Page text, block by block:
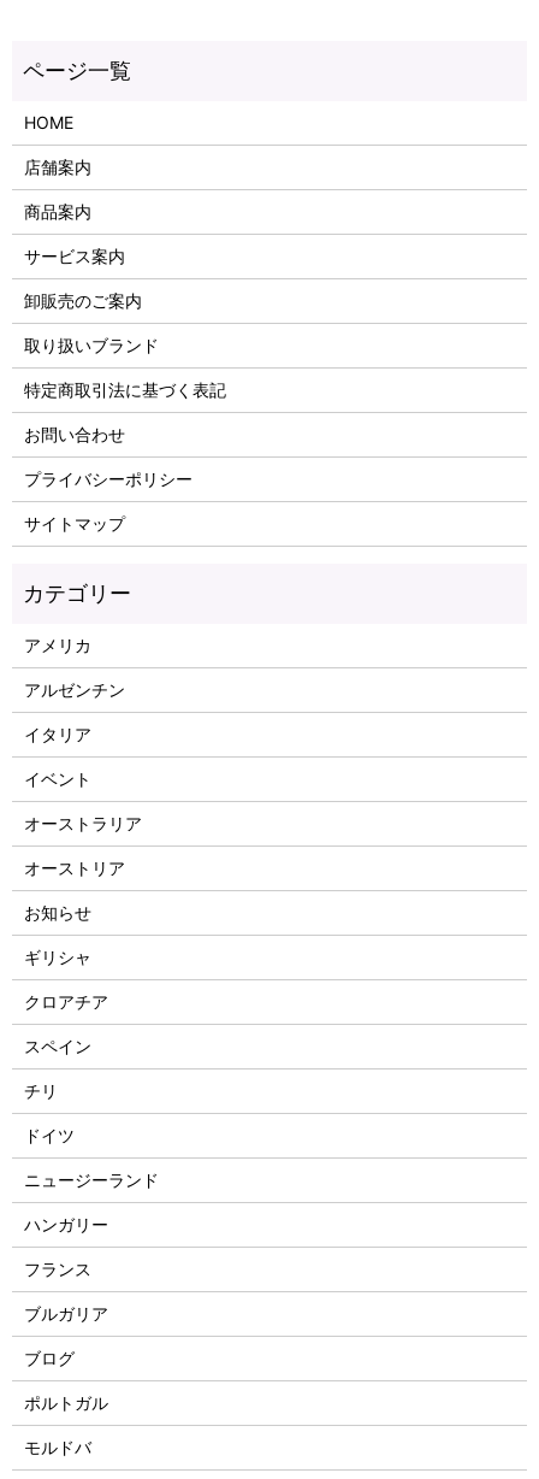
HOME
店舗案内
商品案内
サービス案内
卸販売のご案内
取り扱いブランド
特定商取引法に基づく表記
お問い合わせ
プライバシーポリシー
サイトマップ
アメリカ
アルゼンチン
イタリア
イベント
オーストラリア
オーストリア
お知らせ
ギリシャ
クロアチア
スペイン
チリ
ドイツ
ニュージーランド
ハンガリー
フランス
ブルガリア
ブログ
ポルトガル
モルドバ